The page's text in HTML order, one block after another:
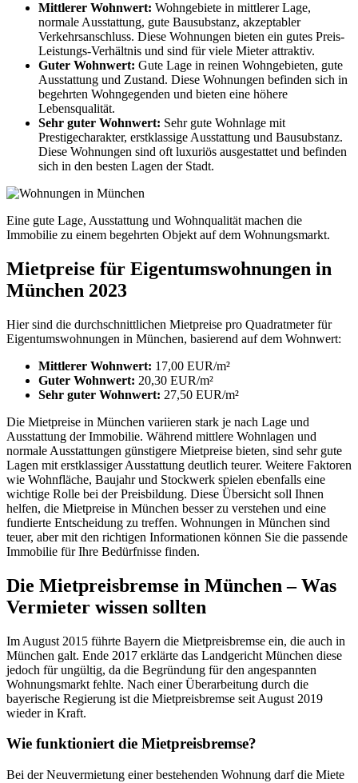
Mittlerer Wohnwert: Wohngebiete in mittlerer Lage,
normale Ausstattung, gute Bausubstanz, akzeptabler
Verkehrsanschluss. Diese Wohnungen bieten ein gutes Preis-
Leistungs-Verhältnis und sind für viele Mieter attraktiv.
Guter Wohnwert: Gute Lage in reinen Wohngebieten, gute
Ausstattung und Zustand. Diese Wohnungen befinden sich in
begehrten Wohngegenden und bieten eine höhere
Lebensqualität.
Sehr guter Wohnwert: Sehr gute Wohnlage mit
Prestigecharakter, erstklassige Ausstattung und Bausubstanz.
Diese Wohnungen sind oft luxuriös ausgestattet und befinden
sich in den besten Lagen der Stadt.
Eine gute Lage, Ausstattung und Wohnqualität machen die
Immobilie zu einem begehrten Objekt auf dem Wohnungsmarkt.
Mietpreise für Eigentumswohnungen in
München 2023
Hier sind die durchschnittlichen Mietpreise pro Quadratmeter für
Eigentumswohnungen in München, basierend auf dem Wohnwert:
Mittlerer Wohnwert: 17,00 EUR/m²
Guter Wohnwert: 20,30 EUR/m²
Sehr guter Wohnwert: 27,50 EUR/m²
Die Mietpreise in München variieren stark je nach Lage und
Ausstattung der Immobilie. Während mittlere Wohnlagen und
normale Ausstattungen günstigere Mietpreise bieten, sind sehr gute
Lagen mit erstklassiger Ausstattung deutlich teurer. Weitere Faktoren
wie Wohnfläche, Baujahr und Stockwerk spielen ebenfalls eine
wichtige Rolle bei der Preisbildung. Diese Übersicht soll Ihnen
helfen, die Mietpreise in München besser zu verstehen und eine
fundierte Entscheidung zu treffen. Wohnungen in München sind
teuer, aber mit den richtigen Informationen können Sie die passende
Immobilie für Ihre Bedürfnisse finden.
Die Mietpreisbremse in München – Was
Vermieter wissen sollten
Im August 2015 führte Bayern die Mietpreisbremse ein, die auch in
München galt. Ende 2017 erklärte das Landgericht München diese
jedoch für ungültig, da die Begründung für den angespannten
Wohnungsmarkt fehlte. Nach einer Überarbeitung durch die
bayerische Regierung ist die Mietpreisbremse seit August 2019
wieder in Kraft.
Wie funktioniert die Mietpreisbremse?
Bei der Neuvermietung einer bestehenden Wohnung darf die Miete